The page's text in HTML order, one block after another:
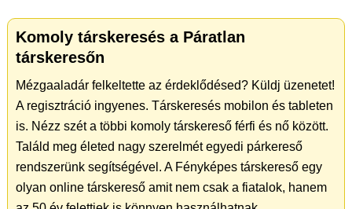
Komoly társkeresés a Páratlan
társkeresőn
Mézgaaladár felkeltette az érdeklődésed? Küldj üzenetet!
A regisztráció ingyenes. Társkeresés mobilon és tableten
is. Nézz szét a többi komoly társkereső férfi és nő között.
Találd meg életed nagy szerelmét egyedi párkereső
rendszerünk segítségével. A Fényképes társkereső egy
olyan online társkereső amit nem csak a fiatalok, hanem